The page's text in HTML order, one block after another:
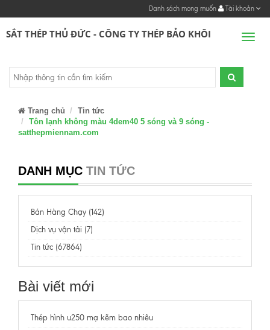
Danh sách mong muốn Tài khoản
SẮT THÉP THỦ ĐỨC - CÔNG TY THÉP BẢO KHÔI
Trang chủ
Tin tức
Tôn lạnh không màu 4dem40 5 sóng và 9 sóng -
satthepmiennam.com
DANH MỤC TIN TỨC
Bán Hàng Chạy (142)
Dịch vụ vận tải (7)
Tin tức (67864)
Bài viết mới
Thép hình u250 mạ kẽm bao nhiêu